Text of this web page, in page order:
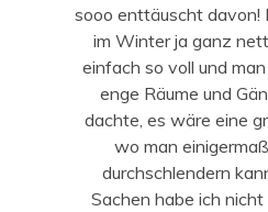
sooo enttäuscht davon!
im Winter ja ganz
einfach so voll und
enge Räume und
dachte, es wäre eine
wo man
durchschlendern
Sachen habe ich